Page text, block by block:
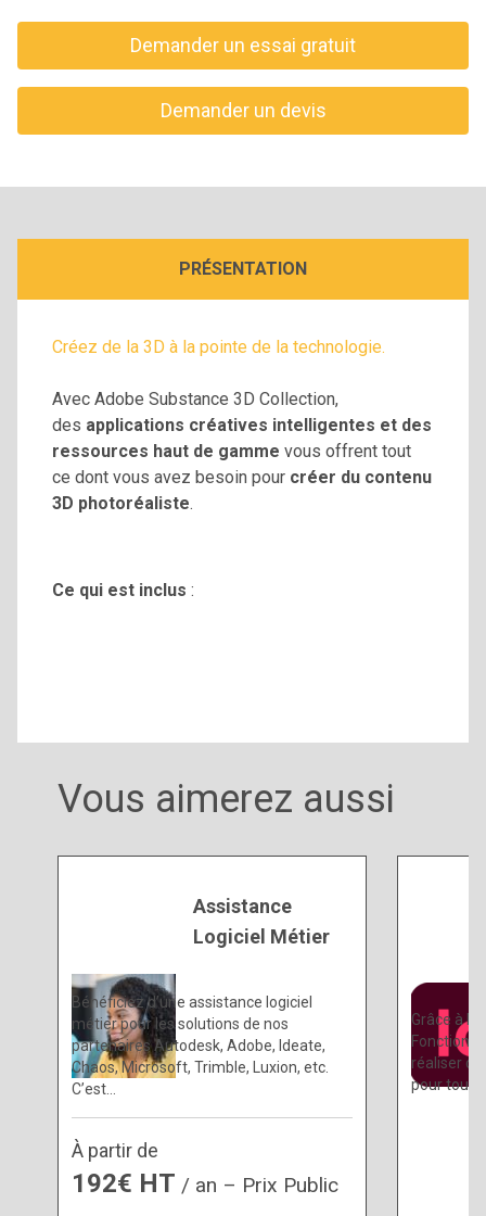
Demander un essai gratuit
Demander un devis
PRÉSENTATION
Créez de la 3D à la pointe de la technologie.
Avec Adobe Substance 3D Collection,
des applications créatives intelligentes et des
ressources haut de gamme vous offrent tout
ce dont vous avez besoin pour créer du contenu
3D photoréaliste.
Ce qui est inclus :
Vous aimerez aussi
Assistance
Logiciel Métier
Bénéficiez d’une assistance logiciel
métier pour les solutions de nos
partenaires Autodesk, Adobe, Ideate,
Chaos, Microsoft, Trimble, Luxion, etc.
C’est…
À partir de
192€ HT / an – Prix Public
Grâce à la
réaliser
pour tous